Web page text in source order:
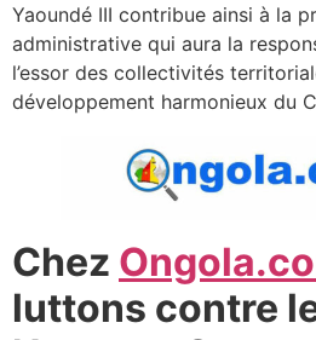
Yaoundé III contribue ainsi à la
administrative qui aura la
l’essor des collectivités
développement harmonieux du
Chez
luttons contre